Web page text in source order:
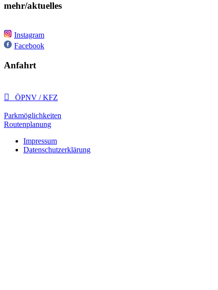
mehr/aktuelles
Instagram
Facebook
Anfahrt
 ÖPNV / KFZ
Parkmöglichkeiten
Routenplanung
Impressum
Datenschutzerklärung